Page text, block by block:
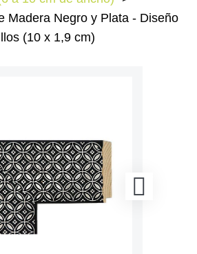
Madera Negro y Plata - Diseño
(10 x 1,9 cm)